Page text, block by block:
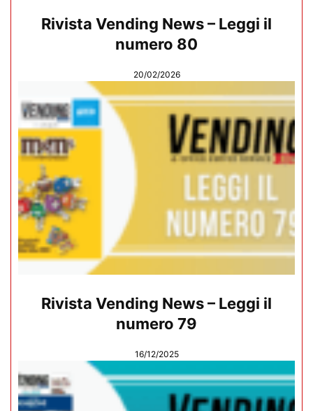
Rivista Vending News – Leggi il
numero 80
20/02/2026
Rivista Vending News – Leggi il
numero 79
16/12/2025